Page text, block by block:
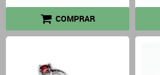
COMPRAR